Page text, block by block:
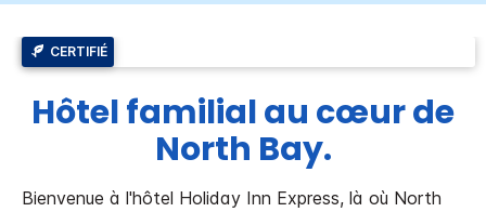
CERTIFIÉ
Hôtel familial au cœur de
North Bay.
Bienvenue à l'hôtel Holiday Inn Express, là où North